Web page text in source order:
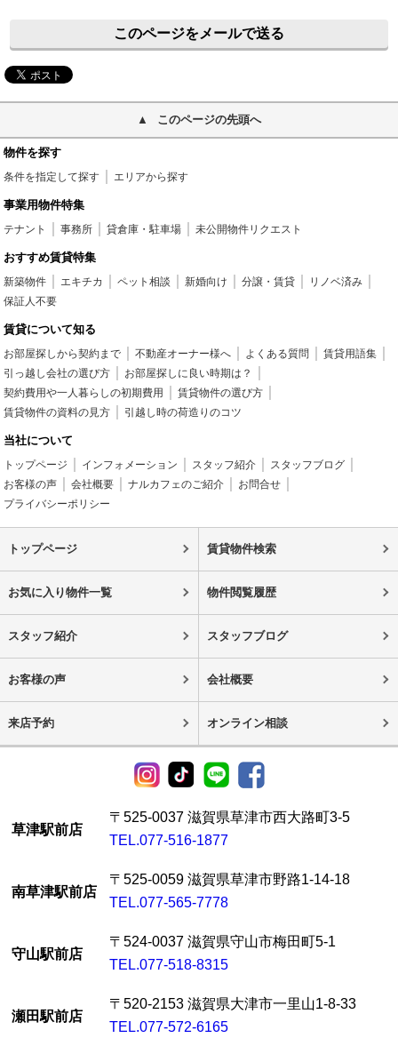
このページをメールで送る
このページの先頭へ
物件を探す
条件を指定して探す エリアから探す
事業用物件特集
テナント 事務所 貸倉庫・駐車場 未公開物件リクエスト
おすすめ賃貸特集
新築物件 エキチカ ペット相談 新婚向け 分譲・賃貸
リノベ済み
保証人不要
賃貸について知る
お部屋探しから契約まで 不動産オーナー様へ よくある質問
賃貸用語集
引っ越し会社の選び方
お部屋探しに良い時期は？
契約費用や一人暮らしの初期費用
賃貸物件の選び方
賃貸物件の資料の見方
引越し時の荷造りのコツ
当社について
トップページ インフォメーション スタッフ紹介
スタッフブログ
お客様の声
会社概要 ナルカフェのご紹介
お問合せ
プライバシーポリシー
トップページ 賃貸物件検索
お気に入り物件一覧 物件閲覧履歴
スタッフ紹介 スタッフブログ
お客様の声 会社概要
来店予約 オンライン相談
草津駅前店
〒525-0037 滋賀県草津市西大路町3-5
TEL.077-516-1877
南草津駅前店
〒525-0059 滋賀県草津市野路1-14-18
TEL.077-565-7778
守山駅前店
〒524-0037 滋賀県守山市梅田町5-1
TEL.077-518-8315
瀬田駅前店
〒520-2153 滋賀県大津市一里山1-8-33
TEL.077-572-6165